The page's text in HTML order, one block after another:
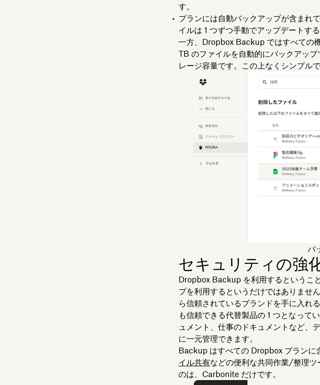
す。
プランには自動バックアップが含まれ
イルは 1 つずつ手動でアップデートす
一方、Dropbox Backup ではすべての
TB のファイルを自動的にバックアッ
レージ容量です。この上なくシンプルで
バ
セキュリティの強
Dropbox Backup を利用するというこ
プを利用するというだけではありませ
ら信頼されているブランドを手に入れ
も信頼できる代替製品の 1 つとなって
ュメント、仕事のドキュメントなど、
に一元管理できます。
Backup はすべての Dropbox プランに
イル共有などの便利な共同作業/整理
のは、Carbonite だけです。